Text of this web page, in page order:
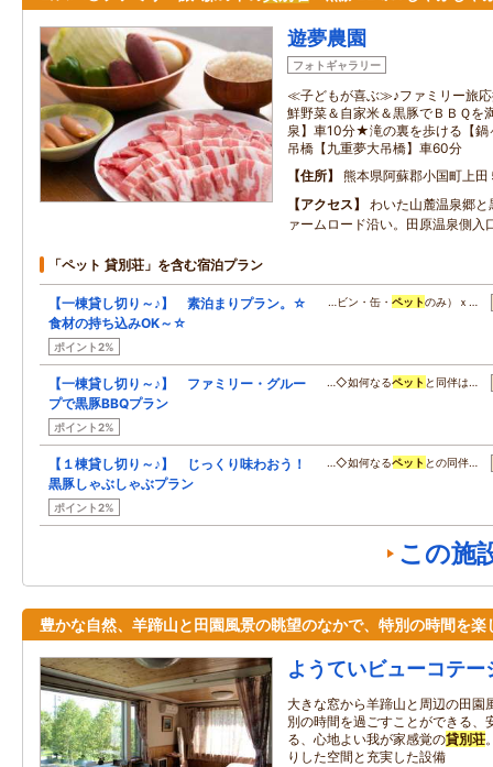
遊夢農園
フォトギャラリー
≪子どもが喜ぶ≫♪ファミリー旅
鮮野菜＆自家米＆黒豚でＢＢＱ
泉】車10分★滝の裏を歩ける【
吊橋【九重夢大吊橋】車60分
住所
熊本県阿蘇郡小国町上
アクセス
わいた山麓温泉郷
ァームロード沿い。田原温泉側入
「ペット 貸別荘」を含む宿泊プラン
【一棟貸し切り～♪】 素泊まりプラン。☆
食材の持ち込みOK～☆
ポイント2%
…ビン・缶・ ペットのみ）ｘ…
【一棟貸し切り～♪】 ファミリー・グルー
プで黒豚BBQプラン
ポイント2%
…◇如何なるペット と同伴は…
【１棟貸し切り～♪】 じっくり味わおう！
黒豚しゃぶしゃぶプラン
ポイント2%
…◇如何なるペット との同伴…
この施
豊かな自然、羊蹄山と田園風景の眺望のなかで、特別の時間を楽
ようていビューコテー
大きな窓から羊蹄山と周辺の田園
別の時間を過ごすことができる、
る、心地よい我が家感覚の貸別荘
りした空間と充実した設備